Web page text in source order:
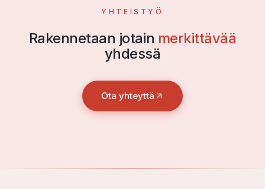
YHTEISTYÖ
Rakennetaan jotain merkittävää
yhdessä
Ota yhteyttä